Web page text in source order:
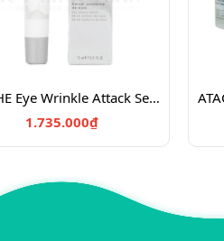
ATACHE Eye Wrinkle Attack Serum 15ml/Tinh chất dưỡng da viền mắt
1.735.000₫